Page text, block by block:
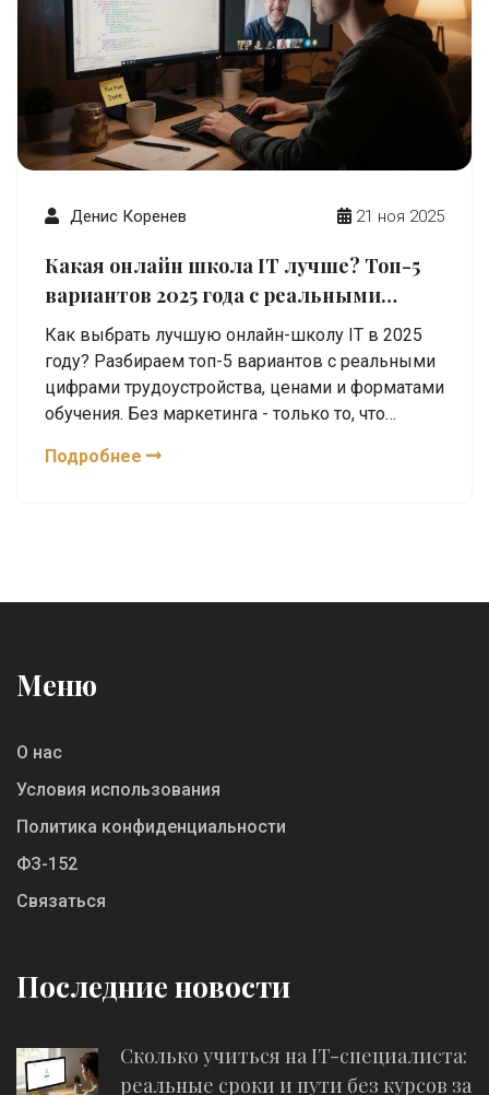
Денис Коренев 21 ноя 2025
Какая онлайн школа IT лучше? Топ-5
вариантов 2025 года с реальными
отзывами
Как выбрать лучшую онлайн-школу IT в 2025
году? Разбираем топ-5 вариантов с реальными
цифрами трудоустройства, ценами и форматами
обучения. Без маркетинга - только то, что
Подробнее
Меню
О нас
Условия использования
Политика конфиденциальности
ФЗ-152
Связаться
Последние новости
Сколько учиться на IT-специалиста:
реальные сроки и пути без курсов за